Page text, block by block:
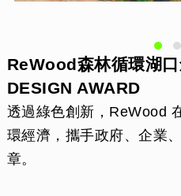
ReWood森林循環湖
DESIGN AWARD
透過綠色創新，ReWood
環經濟，攜手政府、企業
章。